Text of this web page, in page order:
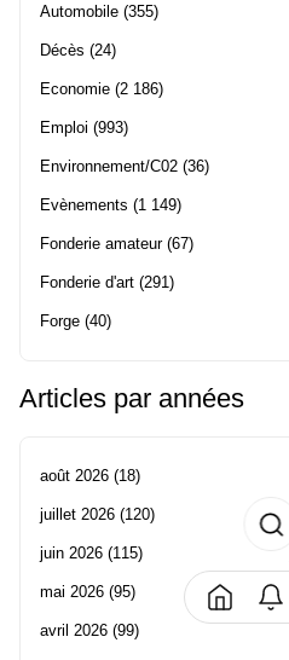
Automobile (355)
Décès (24)
Economie (2 186)
Emploi (993)
Environnement/C02 (36)
Evènements (1 149)
Fonderie amateur(67)
Fonderie d'art (291)
Forge (40)
Articles par années
août 2026 (18)
juillet 2026 (120)
juin 2026 (115)
mai 2026 (95)
avril 2026 (99)